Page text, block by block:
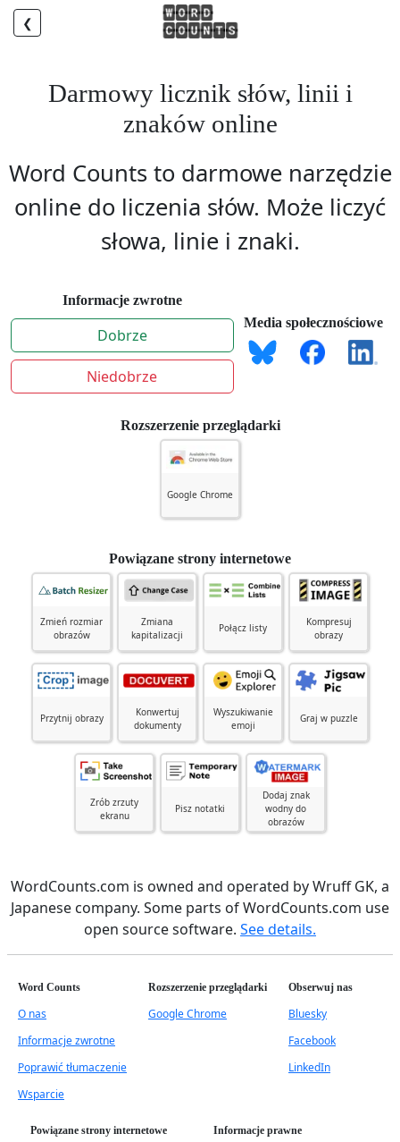
❮
Darmowy licznik słów, linii i
znaków online
Word Counts to darmowe narzędzie
online do liczenia słów. Może liczyć
słowa, linie i znaki.
Informacje zwrotne
Dobrze
Niedobrze
Media społecznościowe
Rozszerzenie przeglądarki
Google Chrome
Powiązane strony internetowe
Zmień rozmiar
obrazów
Zmiana
kapitalizacji
Połącz listy
Kompresuj
obrazy
Przytnij obrazy
Konwertuj
dokumenty
Wyszukiwanie
emoji
Graj w puzzle
Zrób zrzuty
ekranu
Pisz notatki
Dodaj znak
wodny do
obrazów
WordCounts.com is owned and operated by Wruff GK, a
Japanese company. Some parts of WordCounts.com use
open source software. See details.
Word Counts
O nas
Informacje zwrotne
Poprawić tłumaczenie
Wsparcie
Rozszerzenie przeglądarki
Google Chrome
Obserwuj nas
Bluesky
Facebook
LinkedIn
Powiązane strony internetowe Informacje prawne